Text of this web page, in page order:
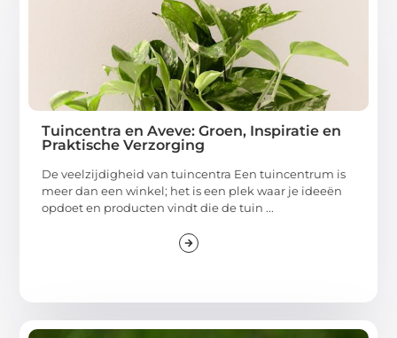
Tuincentra en Aveve: Groen, Inspiratie en
Praktische Verzorging
De veelzijdigheid van tuincentra Een tuincentrum is
meer dan een winkel; het is een plek waar je ideeën
opdoet en producten vindt die de tuin ...